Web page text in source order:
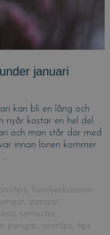
januari
kan bli en lång och
nyår kostar en hel del
och man står där med
innan lönen kommer
, familjeekonomi
, pengar ,
, semester ,
pengar , spartips, tips